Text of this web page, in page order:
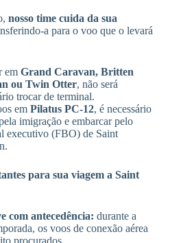
nosso time cuida da sua
a para o voo que o levará
em Grand Caravan, Britten
ou Twin Otter, não será
trocar de terminal.
em Pilatus PC-12, é necessário
imigração e embarcar pelo
executivo (FBO) de Saint
para sua viagem a Saint
com antecedência: durante a
os voos de conexão aérea
procurados.